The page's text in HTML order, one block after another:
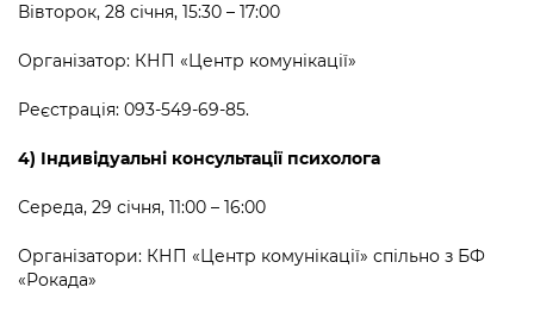
Вівторок, 28 січня, 15:30 – 17:00
Організатор: КНП «Центр комунікації»
Реєстрація: 093-549-69-85.
4) Індивідуальні консультації психолога
Середа, 29 січня, 11:00 – 16:00
Організатори: КНП «Центр комунікації» спільно з БФ
«Рокада»